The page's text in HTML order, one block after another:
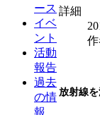
ース
イベ
ント
活動
報告
過去
の情
報
詳細
放射線